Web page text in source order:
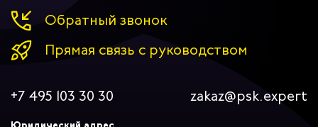
Обратный звонок
Прямая связь с руководством
+7 495 103 30 30 zakaz@psk.expert